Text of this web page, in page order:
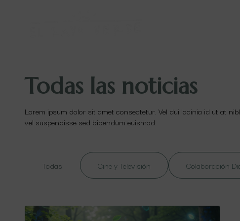
Todas las noticias
Lorem ipsum dolor sit amet consectetur. Vel dui lacinia id ut at
vel suspendisse sed bibendum euismod.
Todas Cine y Televisión Colaboración